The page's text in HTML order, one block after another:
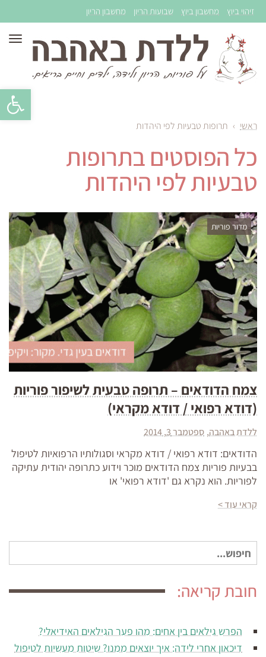
זיהוי ביוץ מחשבון ביוץ שבועות הריון מחשבון הריון
ראשי › תרופות טבעיות לפי היהדות
כל הפוסטים בתרופות
טבעיות לפי היהדות
מדור פוריות
צמח הדודאים – תרופה טבעית לשיפור פוריות
(דודא רפואי / דודא מקראי)
ללדת באהבה ספטמבר 3, 2014
הדודאים: דודא רפואי / דודא מקראי וסגולותיו הרפואיות לטיפול
בבעיות פוריות צמח הדודאים מוכר וידוע כתרופה יהודית עתיקה
לפוריות. הוא נקרא גם 'דודא רפואי' או
קראי עוד >
חיפוש
עבור:
חובת קריאה:
הפרש גילאים בין אחים: מהו פער הגילאים האידיאלי?
דיכאון אחרי לידה: איך יוצאים ממנו? שיטות מעשיות לטיפול
פתח